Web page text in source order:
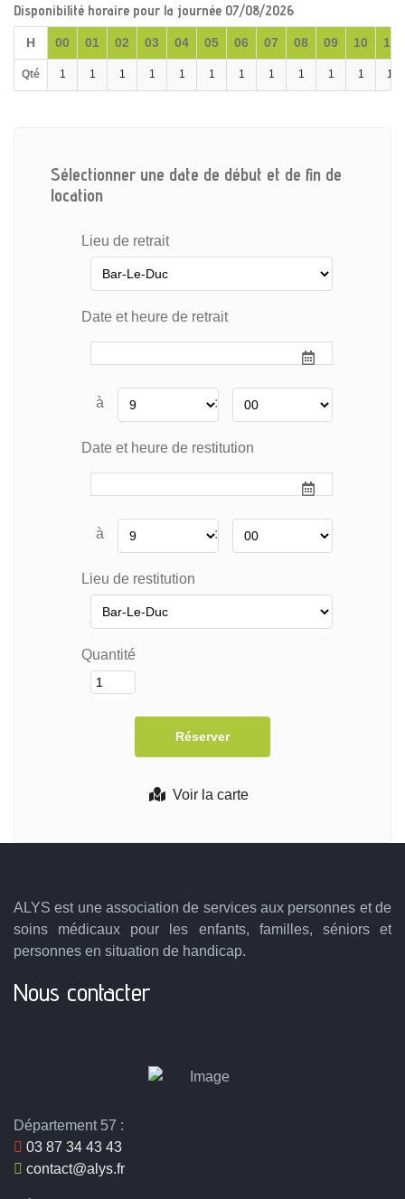
Disponibilité horaire pour la journée 07/08/2026
H 00 01 02 03 04 05 06 07 08 09 10 11
Qté 1 1 1 1 1 1 1 1 1 1 1 1
Sélectionner une date de début et de fin de
location
Voir la carte
Lieu de retrait
Date et heure de retrait
à :
Date et heure de restitution
à :
Lieu de restitution
Quantité
ALYS est une association de services aux personnes et de
soins médicaux pour les enfants, familles, séniors et
personnes en situation de handicap.
Nous contacter
Département 57 :
03 87 34 43 43
contact@alys.fr